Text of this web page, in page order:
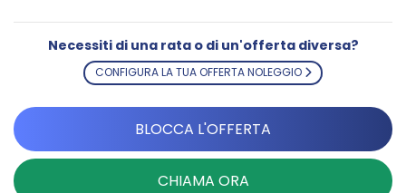
Necessiti di una rata o di un'offerta diversa?
CONFIGURA LA TUA OFFERTA NOLEGGIO
BLOCCA L'OFFERTA
CHIAMA ORA